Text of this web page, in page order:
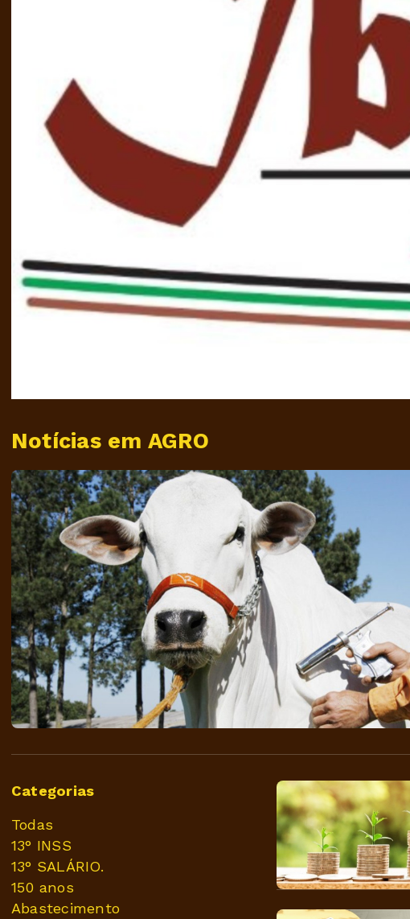
Notícias em AGRO
Categorias
Todas
13° INSS
13° SALÁRIO.
150 anos
Abastecimento